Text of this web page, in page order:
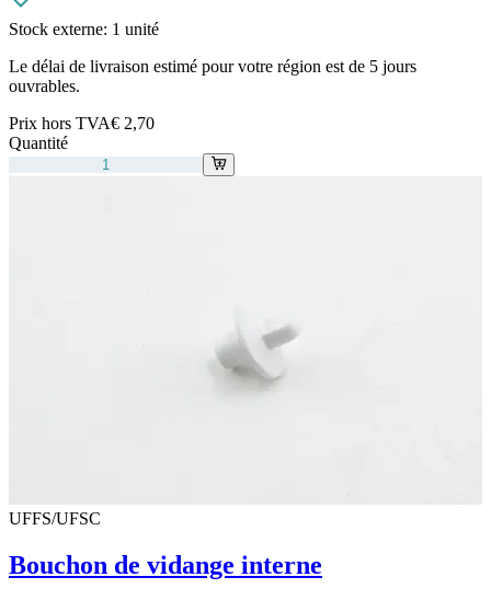
Stock externe: 1 unité
Le délai de livraison estimé pour votre région est de 5 jours
ouvrables.
Prix hors TVA€ 2,70
Quantité
UFFS/UFSC
Bouchon de vidange interne